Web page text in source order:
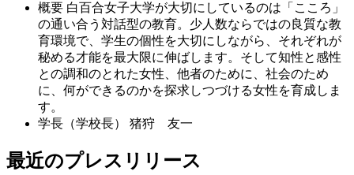
概要 白百合女子大学が大切にしているのは「こころ」
の通い合う対話型の教育。少人数ならではの良質な教
育環境で、学生の個性を大切にしながら、それぞれが
秘める才能を最大限に伸ばします。そして知性と感性
との調和のとれた女性、他者のために、社会のため
に、何ができるのかを探求しつづける女性を育成しま
す。
学長（学校長）
猪狩 友一
最近のプレスリリース